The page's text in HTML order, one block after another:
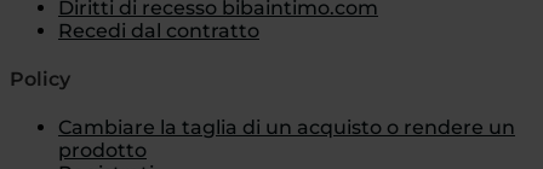
Diritti di recesso bibaintimo.com
Recedi dal contratto
Policy
Cambiare la taglia di un acquisto o rendere un
prodotto